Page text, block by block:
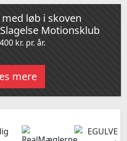
løb i skoven
Motionsklub
kr. pr. år.
mere